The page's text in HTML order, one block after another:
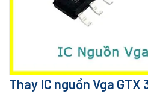
Thay IC nguồn Vga GTX